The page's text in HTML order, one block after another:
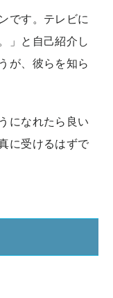
です。テレビに
」と自己紹介し
が、彼らを知ら
になれたら良い
に受けるはずで